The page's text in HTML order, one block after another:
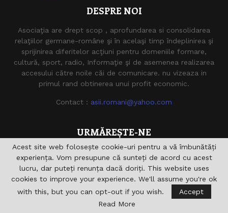
DESPRE NOI
Asociaţia are drept scop , aprofundarea si consolidarea
relaţiilor germane-române şi în acelaşi timp îndeplinirea şi
sprijinirea diferitelor acţiuni pentru domeniile formare,
cultură, sport, radio, Informaţie şi de asemenea realizarea
accesului către noile căi de comunicare. nu vizeaza in
primul rand obtinerea unui profit economic.
Contact : asii.romani@yahoo.com
URMĂREȘTE-NE
Acest site web folosește cookie-uri pentru a vă îmbunătăți
experiența. Vom presupune că sunteți de acord cu acest
lucru, dar puteți renunța dacă doriți. This website uses
cookies to improve your experience. We'll assume you're ok
with this, but you can opt-out if you wish.
Accept
Read More